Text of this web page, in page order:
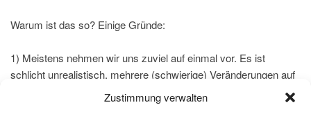
Zustimmung verwalten
Warum ist das so? Einige Gründe:
1) Meistens nehmen wir uns zuviel auf einmal vor. Es ist
schlicht unrealistisch, mehrere (schwierige) Veränderungen auf
einmal durchzuführen.